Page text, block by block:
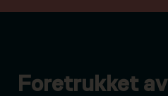
Foretrukket